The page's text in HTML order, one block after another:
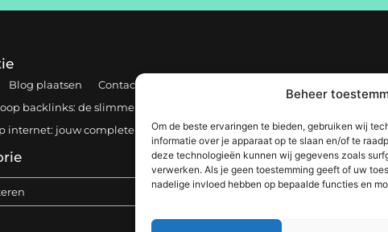
Beheer
Om de beste ervaringen te bieden, gebruiken wij
informatie over je apparaat op te slaan en/of te
deze technologieën kunnen wij gegevens zoals
verwerken. Als je geen toestemming geeft of uw
nadelige invloed hebben op bepaalde functies en
Blog plaatsen Contact
backlinks: de slimme gids voor een sterke SEO-strategie
internet: jouw complete gids voor online succes